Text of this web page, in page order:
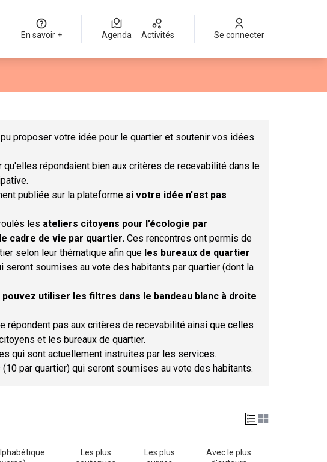
En savoir + Agenda Activités Se connecter
proposer votre idée pour le quartier et soutenir vos idées
répondaient bien aux critères de recevabilité dans le
publiée sur la plateforme si votre idée n'est pas
les ateliers citoyens pour l’écologie par
cadre de vie par quartier. Ces rencontres ont permis de
selon leur thématique afin que les bureaux de quartier
soumises au vote des habitants par quartier (dont la
utiliser les filtres dans le bandeau blanc à droite
répondent pas aux critères de recevabilité ainsi que celles
et les bureaux de quartier.
qui sont actuellement instruites par les services.
par quartier) qui seront soumises au vote des habitants.
Les plus
Les plus
Avec le plus